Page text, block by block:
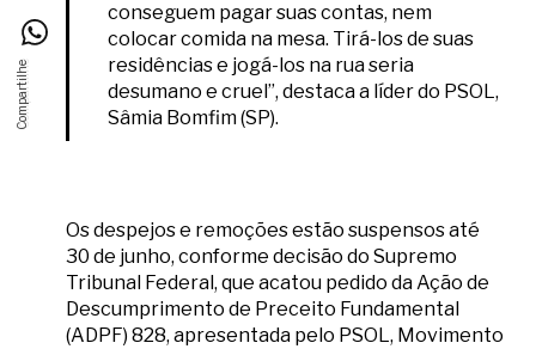
conseguem pagar suas contas, nem
colocar comida na mesa. Tirá-los de suas
residências e jogá-los na rua seria
desumano e cruel”, destaca a líder do PSOL,
Sâmia Bomfim (SP).
Os despejos e remoções estão suspensos até
30 de junho, conforme decisão do Supremo
Tribunal Federal, que acatou pedido da Ação de
Descumprimento de Preceito Fundamental
(ADPF) 828, apresentada pelo PSOL, Movimento